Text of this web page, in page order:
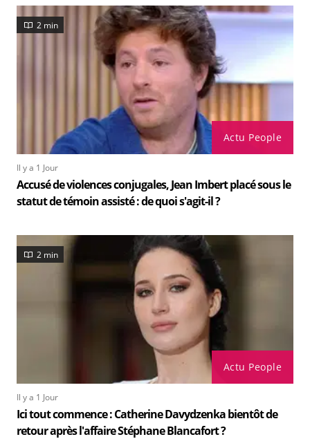
Actu People
2 min
Il y a 1 Jour
Accusé de violences conjugales, Jean Imbert placé sous le
statut de témoin assisté : de quoi s'agit-il ?
Actu People
2 min
Il y a 1 Jour
Ici tout commence : Catherine Davydzenka bientôt de
retour après l'affaire Stéphane Blancafort ?